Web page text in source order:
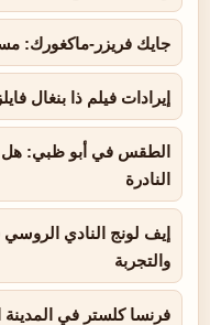
جايك فريزر-ماكغورك:
إيرادات فيلم ذا بنغال
الطقس في أبو ظبي: هل
النادرة
إيف لونج النادي
والتجربة
فرنسا كلستر في المدينة